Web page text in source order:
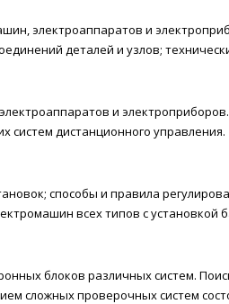
электроаппаратов и
деталей и узлов;
и
систем дистанционного управления.
способы и правила
всех типов с установкой
блоков различных систем.
сложных проверочных систем